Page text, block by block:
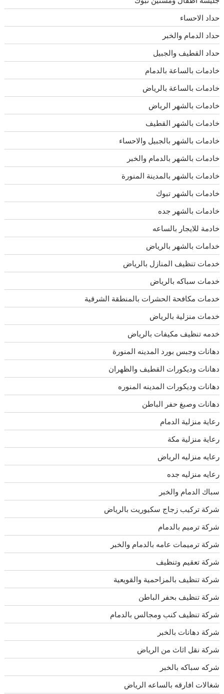
حداد الاحساء
حداد الدمام والخبر
حداد القطيف والجبيل
خادمات بالساعة بالدمام
خادمات بالساعة بالرياض
خادمات بالشهر الرياض
خادمات بالشهر القطيف
خادمات بالشهر بالجبيل والاحساء
خادمات بالشهر بالدمام والخبر
خادمات بالشهر بالمدينة المنورة
خادمات بالشهر تبوك
خادمات بالشهر جده
خادمة للايجار بالساعه
خدامات بالشهر بالرياض
خدمات تنظيف المنازل بالرياض
خدمات سباكه بالرياض
خدمات مكافحة الحشرات بالمنطقة الشرقية
خدمات منزلية بالرياض
خدمه تنظيف مكيفات بالرياض
دهانات وجبس بورد المدينه المنورة
دهانات وديكورات القطيف والظهران
دهانات وديكورات المدينه المنوره
دهانات وصبغ حفر الباطن
رعاية منزلية الدمام
رعاية منزلية مكة
رعايه منزليه الرياض
رعايه منزليه جده
سباك الدمام والخبر
شركة تركيب زجاج سكيوريت بالرياض
شركة ترميم بالدمام
شركة ترميمات عامه بالدمام والخبر
شركة تعقيم وتنظيف
شركة تنظيف بالمزاحمية والقويعية
شركة تنظيف بحفر الباطن
شركة تنظيف كنب ومجالس بالدمام
شركة دهانات بالخبر
شركة نقل اثاث من الرياض
شركه سباكه بالخبر
شغالات افارقه بالساعه الرياض